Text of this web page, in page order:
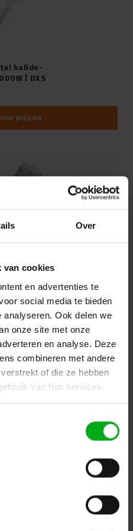
Over
van cookies
en advertenties te
social media te bieden
Ook delen we
onze site met onze
en analyse. Deze
combineren met andere
of die ze hebben
van hun services.
halide-
| DXS
prijzen
halide-
| SE
prijzen